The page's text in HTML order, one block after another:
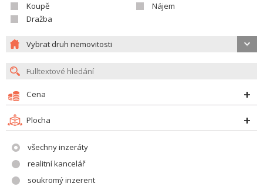
Koupě
Nájem
Dražba
Vybrat druh nemovitosti
Cena
Plocha
všechny inzeráty
realitní kancelář
soukromý inzerent